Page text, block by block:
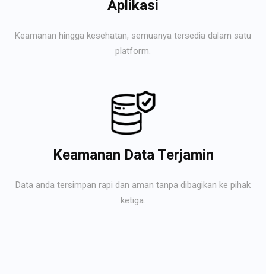
Aplikasi
Keamanan hingga kesehatan, semuanya tersedia dalam satu
platform.
Keamanan Data Terjamin
Data anda tersimpan rapi dan aman tanpa dibagikan ke pihak
ketiga.